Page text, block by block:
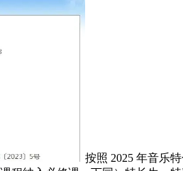
按照 2025 年音乐